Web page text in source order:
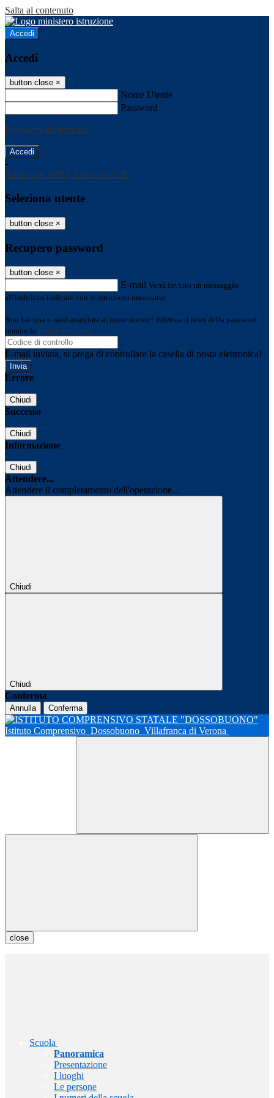
Salta al contenuto
Accedi
Accedi
button close ×
Nome Utente
Password
Password dimenticata?
-
Entra con SPID Entra con CIE
Seleziona utente
button close ×
Recupero password
button close ×
E-mail Verrà inviato un messaggio
all'indirizzo indicato con le istruzioni necessarie.
Non hai una e-mail associata al nome utente? Effettua il reset della password
tramite la Login Spaggiari
E-mail inviata, si prega di controllare la casella di posta elettronica!
Errore
Chiudi
Successo
Chiudi
Informazione
Chiudi
Attendere...
Attendere il completamento dell'operazione...
Chiudi
Chiudi
Conferma
Annulla Conferma
Istituto Comprensivo Dossobuono Villafranca di Verona
close
Scuola
Panoramica
Presentazione
I luoghi
Le persone